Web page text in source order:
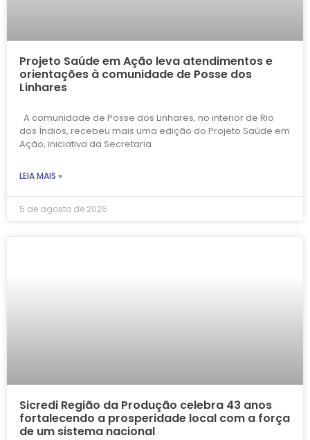
Projeto Saúde em Ação leva atendimentos e
orientações à comunidade de Posse dos
Linhares
A comunidade de Posse dos Linhares, no interior de Rio
dos Índios, recebeu mais uma edição do Projeto Saúde em
Ação, iniciativa da Secretaria
LEIA MAIS »
5 de agosto de 2026
Sicredi Região da Produção celebra 43 anos
fortalecendo a prosperidade local com a força
de um sistema nacional